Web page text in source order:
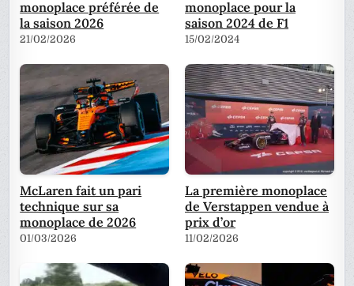
monoplace préférée de
la saison 2026
21/02/2026
monoplace pour la
saison 2024 de F1
15/02/2024
McLaren fait un pari
technique sur sa
monoplace de 2026
01/03/2026
La première monoplace
de Verstappen vendue à
prix d’or
11/02/2026